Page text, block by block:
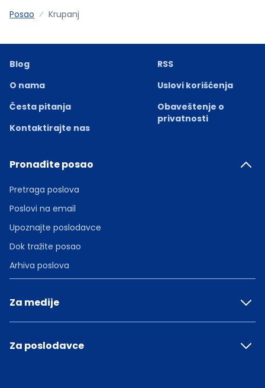
Posao Krupanj
Blog
O nama
Česta pitanja
Kontaktirajte nas
RSS
Uslovi korišćenja
Obaveštenje o
privatnosti
Pronađite posao
Pretraga poslova
Poslovi na email
Upoznajte poslodavce
Dok tražite posao
Arhiva poslova
Za medije
Za poslodavce